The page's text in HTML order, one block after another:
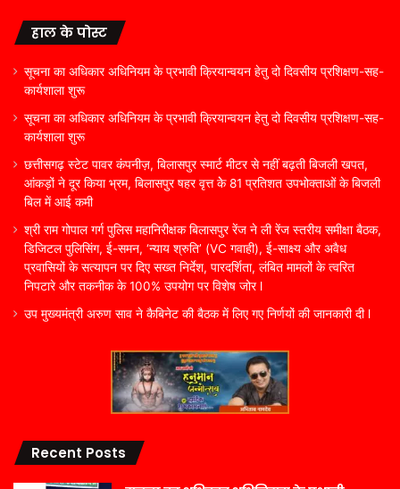
हाल के पोस्ट
सूचना का अधिकार अधिनियम के प्रभावी क्रियान्वयन हेतु दो दिवसीय प्रशिक्षण-सह-
कार्यशाला शुरू
सूचना का अधिकार अधिनियम के प्रभावी क्रियान्वयन हेतु दो दिवसीय प्रशिक्षण-सह-
कार्यशाला शुरू
छत्तीसगढ़ स्टेट पावर कंपनीज़, बिलासपुर स्मार्ट मीटर से नहीं बढ़ती बिजली खपत,
आंकड़ों ने दूर किया भ्रम, बिलासपुर षहर वृत्त केे 81 प्रतिशत उपभोक्ताओं के बिजली
बिल में आई कमी
श्री राम गोपाल गर्ग पुलिस महानिरीक्षक बिलासपुर रेंज ने ली रेंज स्तरीय समीक्षा बैठक,
डिजिटल पुलिसिंग, ई-समन, ‘न्याय श्रुति’ (VC गवाही), ई-साक्ष्य और अवैध
प्रवासियों के सत्यापन पर दिए सख्त निर्देश, पारदर्शिता, लंबित मामलों के त्वरित
निपटारे और तकनीक के 100% उपयोग पर विशेष जोर l
उप मुख्यमंत्री अरुण साव ने कैबिनेट की बैठक में लिए गए निर्णयों की जानकारी दी l
Recent Posts